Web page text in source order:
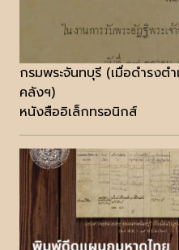
กรมพระจันทบุรี (เมื่อดำรงต
คลังฯ)
หนังสืออิเล็กทรอนิกส์